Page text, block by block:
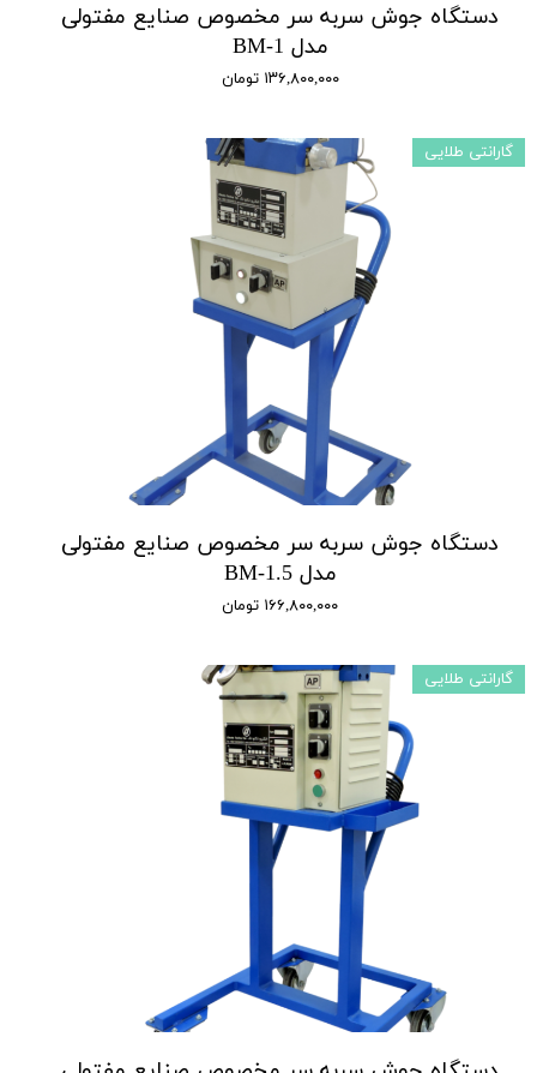
دستگاه جوش سربه سر مخصوص صنایع مفتولی
مدل BM-1
۱۳۶,۸۰۰,۰۰۰ تومان
دستگاه جوش سربه سر مخصوص صنایع مفتولی
مدل BM-1.5
۱۶۶,۸۰۰,۰۰۰ تومان
گارانتی طلایی
گارانتی طلایی